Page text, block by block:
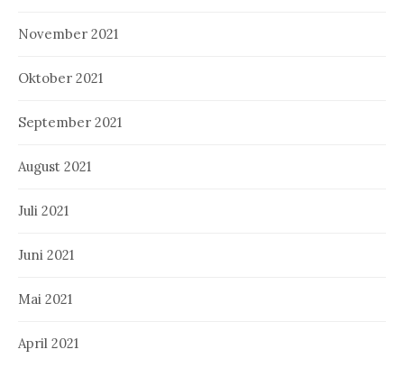
November 2021
Oktober 2021
September 2021
August 2021
Juli 2021
Juni 2021
Mai 2021
April 2021